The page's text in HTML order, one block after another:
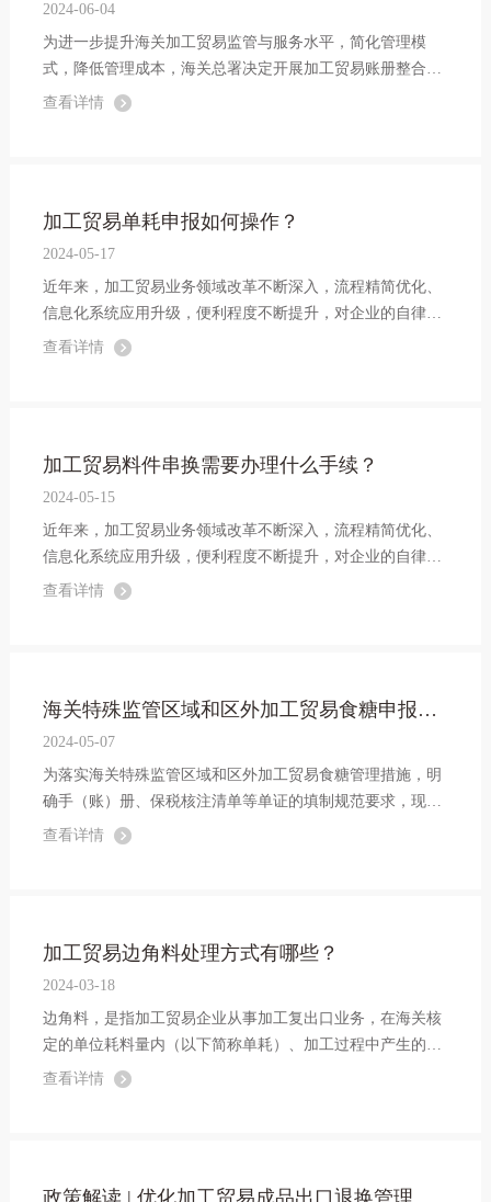
2024-06-04
为进一步提升海关加工贸易监管与服务水平，简化管理模
式，降低管理成本，海关总署决定开展加工贸易账册整合优
化工作，将加工贸易联网监管模式和以企业为单元监管模式
查看详情
加工贸易单耗申报如何操作？
2024-05-17
近年来，加工贸易业务领域改革不断深入，流程精简优化、
信息化系统应用升级，便利程度不断提升，对企业的自律管
理也提出了更高的要求。为提高加工贸易监管水平，特编写
查看详情
加工贸易料件串换需要办理什么手续？
2024-05-15
近年来，加工贸易业务领域改革不断深入，流程精简优化、
信息化系统应用升级，便利程度不断提升，对企业的自律管
理也提出了更高的要求。为提高加工贸易监管水平，特编写
查看详情
海关特殊监管区域和区外加工贸易食糖申报填制规范调整
2024-05-07
为落实海关特殊监管区域和区外加工贸易食糖管理措施，明
确手（账）册、保税核注清单等单证的填制规范要求，现将
有关事项公告如下：
查看详情
加工贸易边角料处理方式有哪些？
2024-03-18
边角料，是指加工贸易企业从事加工复出口业务，在海关核
定的单位耗料量内（以下简称单耗）、加工过程中产生的、
无法再用于加工该合同项下出口制成品的数量合理的废、碎
查看详情
政策解读 | 优化加工贸易成品出口退换管理